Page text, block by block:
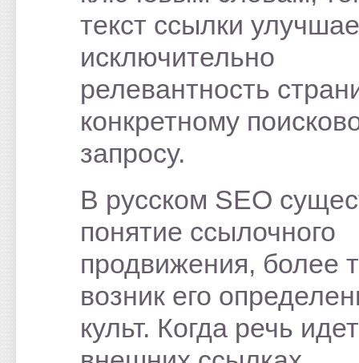
текст ссылки
исключительно
релевантность
конкретному
запросу.
В русском SEO
понятие ссылочного
продвижения, более
возник его
культ. Когда речь